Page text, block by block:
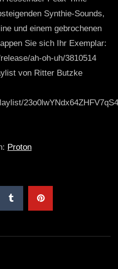
Synthie-Sounds,
und einem gebrochenen
Sie sich Ihr Exemplar:
ah-oh-uh/3810514
von Ritter Butzke
Proton